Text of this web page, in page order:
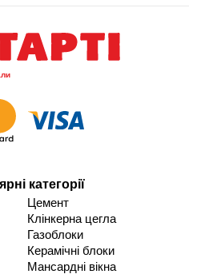
категорії
Цемент
Клінкерна цегла
Газоблоки
Керамічні блоки
Мансардні вікна